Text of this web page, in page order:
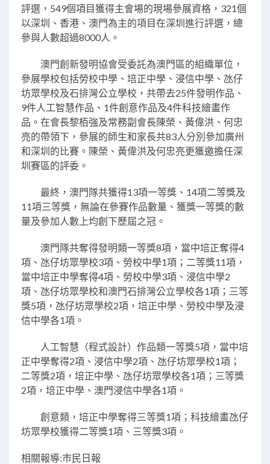
評選，549個項目獲得主會場的現場參展資格，321個
以深圳、香港、澳門為主的項目在深圳進行評選，總
參與人數超過8000人。
澳門創新發明協會受委託為澳門區的組織單位，
參展學校包括勞校中學、培正中學、浸信中學、氹仔
坊眾學校及石排灣公立學校，共帶去25件發明作品、
9件人工智慧作品、1件創意作品及4件科技繪畫作
品。在會長黎栢強及常務副會長陳榮、黃偉洪、何忠
亮的帶領下，參展的師生和家長共83人分別參加廣州
和深圳的比賽。陳榮、黃偉洪及何忠亮更獲邀擔任深
圳賽區的評委。
最終，澳門隊共獲得13項一等獎、14項二等獎及
11項三等獎，無論在參賽作品數量、獲獎一等獎的數
量及參加人數上均創下歷屆之冠。
澳門隊共奪得發明類一等獎8項，當中培正奪得4
項、氹仔坊眾學校3項、勞校中學1項；二等獎11項，
當中培正中學奪得4項、勞校中學3項、浸信中學2
項、氹仔坊眾學校和澳門石排灣公立學校各1項；三等
獎5項，氹仔坊眾學校2項，培正中學、勞校中學及浸
信中學各1項。
人工智慧（程式設計）作品類一等獎5項，當中培
正中學奪得2項、浸信中學2項、氹仔坊眾學校1項；
二等獎2項，培正中學、氹仔坊眾學校各1項；三等獎
2項，培正中學、澳門浸信中學各1項。
創意類，培正中學奪得三等獎1項；科技繪畫氹仔
坊眾學校獲得二等獎1項、三等獎3項。
相關報導:巿民日報